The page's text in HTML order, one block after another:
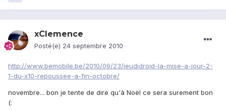
xClemence
Posté(e) 24 septembre 2010
http://www.bemobile.be/2010/09/23/jeudidroid-la-mise-a-jour-2-
1-du-x10-repoussee-a-fin-octobre/
novembre... bon je tente de dire qu'à Noël ce sera surement bon
(: